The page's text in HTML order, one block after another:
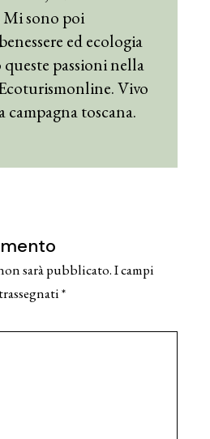
Mi sono poi
ed ecologia
queste passioni nella
Vivo
toscana.
sarà pubblicato.I campi
*